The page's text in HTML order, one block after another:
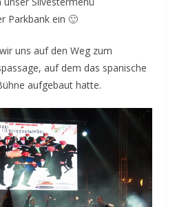
Parkbank ein 🙂
uns auf den Weg zum
auf dem das spanische
aufgebaut hatte.